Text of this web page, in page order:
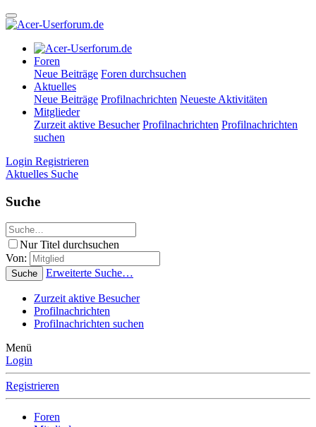
Foren
Neue Beiträge Foren durchsuchen
Aktuelles
Neue Beiträge Profilnachrichten Neueste Aktivitäten
Mitglieder
Zurzeit aktive Besucher Profilnachrichten Profilnachrichten
suchen
Login Registrieren
Aktuelles Suche
Suche
Nur Titel durchsuchen
Von:
Suche Erweiterte Suche…
Zurzeit aktive Besucher
Profilnachrichten
Profilnachrichten suchen
Menü
Login
Registrieren
Foren